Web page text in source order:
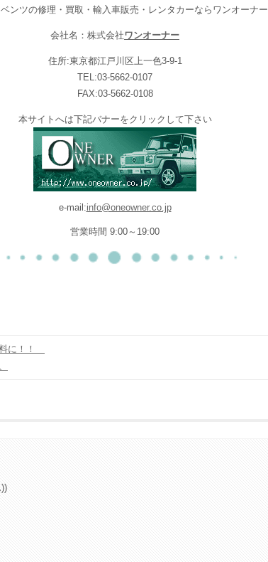
ンツの修理・買取・輸入車販売・レンタカーならワンオーナー
会社名：株式会社ワンオーナー
住所:東京都江戸川区上一色3-9-1
TEL:03-5662-0107
FAX:03-5662-0108
本サイトへは下記バナーをクリックして下さい
e-mail:info@oneowner.co.jp
営業時間 9:00～19:00
に！！